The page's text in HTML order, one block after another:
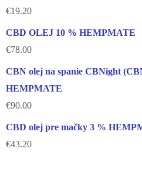
€19.20
CBD OLEJ 10 % HEMPMATE
€78.00
CBN olej na spanie CBNight
HEMPMATE
€90.00
CBD olej pre mačky 3 %
€43.20